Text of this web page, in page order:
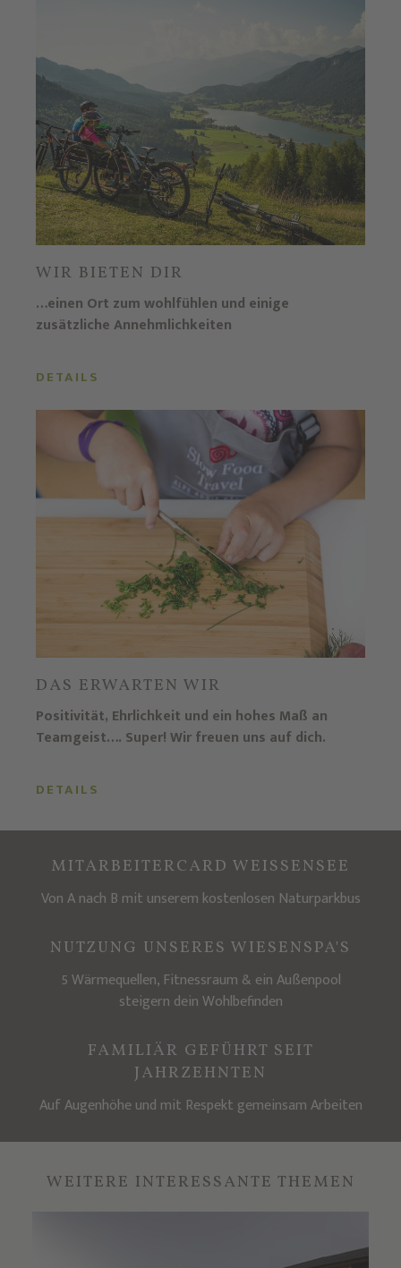
WIR BIETEN DIR
…einen Ort zum wohlfühlen und einige
zusätzliche Annehmlichkeiten
DETAILS
DAS ERWARTEN WIR
Positivität, Ehrlichkeit und ein hohes Maß an
Teamgeist…. Super! Wir freuen uns auf dich.
DETAILS
MITARBEITERCARD WEISSENSEE
Von A nach B mit unserem kostenlosen Naturparkbus
NUTZUNG UNSERES WIESENSPA'S
5 Wärmequellen, Fitnessraum & ein Außenpool
steigern dein Wohlbefinden
FAMILIÄR GEFÜHRT SEIT
JAHRZEHNTEN
Auf Augenhöhe und mit Respekt gemeinsam Arbeiten
WEITERE INTERESSANTE THEMEN